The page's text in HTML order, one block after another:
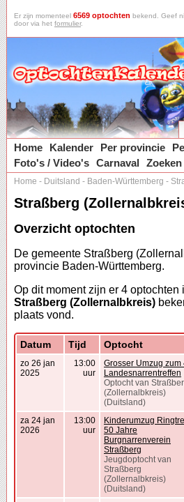
Er zijn momenteel 6569 optochten bekend. Geef
door via het formulier.
Home
Kalender Per provincie
Foto's / Video's Carnaval Zoeken
Home - Duitsland - Baden-Württemberg -
Straßberg
Overzicht optochten
De gemeente Straßberg
provincie Baden-Württemberg.
Op dit moment zijn er 4 optochten
Straßberg (Zollernalbkreis)
plaats vond.
Datum Tijd Optocht
zo 26 jan
2025
13:00
uur
Grosser Umzug zum
Landesnarrentreffen
Optocht van
(Zollernalbkreis)
(Duitsland)
za 24 jan
2026
13:00
uur
Kinderumzug
50 Jahre
Burgnarrenverein
Straßberg
Jeugdoptocht van
Straßberg
(Zollernalbkreis)
(Duitsland)